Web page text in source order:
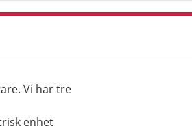
Vi har tre
enhet